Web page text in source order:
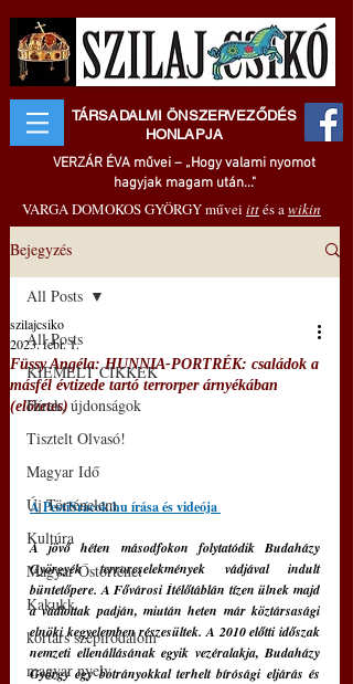
TÁRSADALMI ÖNSZERVEZŐDÉS
HONLAPJA
VERZÁR ÉVA művei – „Hogy valami nyomot
hagyjak magam után..."
VARGA DOMOKOS GYÖRGY művei ittés awikin
Bejegyzés
All Posts
KIEMELT CIKKEK
Hírek, újdonságok
Tisztelt Olvasó!
Magyar Idő
Új Történelem
Kultúra
Magyar Őstörténet
Kakukk
kortárs szépirodalom
magyar nyelv
All Posts
Füssy Angéla: HUNNIA-PORTRÉK: családok a
másfél évtizede tartó terrorper árnyékában
(előzetes)
szilajcsiko
2023. febr. 1.
A PestiSrácok.hu írása és videója
A jövő héten másodfokon folytatódik Budaházy
Györgyék terrorcselekmények vádjával indult
büntetőpere. A Fővárosi Ítélőtáblán tízen ülnek majd
a vádlottak padján, miután heten már köztársasági
elnöki kegyelemben részesültek. A 2010 előtti időszak
nemzeti ellenállásának egyik vezéralakja, Budaházy
György egy botrányokkal terhelt bírósági eljárás és